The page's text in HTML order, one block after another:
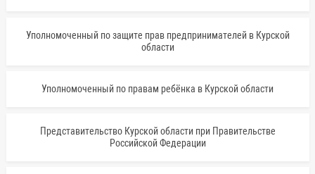
Уполномоченный по защите прав предпринимателей в Курской
области
Уполномоченный по правам ребёнка в Курской области
Представительство Курской области при Правительстве
Российской Федерации